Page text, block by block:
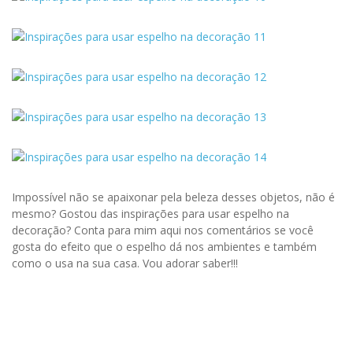
Impossível não se apaixonar pela beleza desses objetos, não é
mesmo? Gostou das inspirações para usar espelho na
decoração? Conta para mim aqui nos comentários se você
gosta do efeito que o espelho dá nos ambientes e também
como o usa na sua casa. Vou adorar saber!!!